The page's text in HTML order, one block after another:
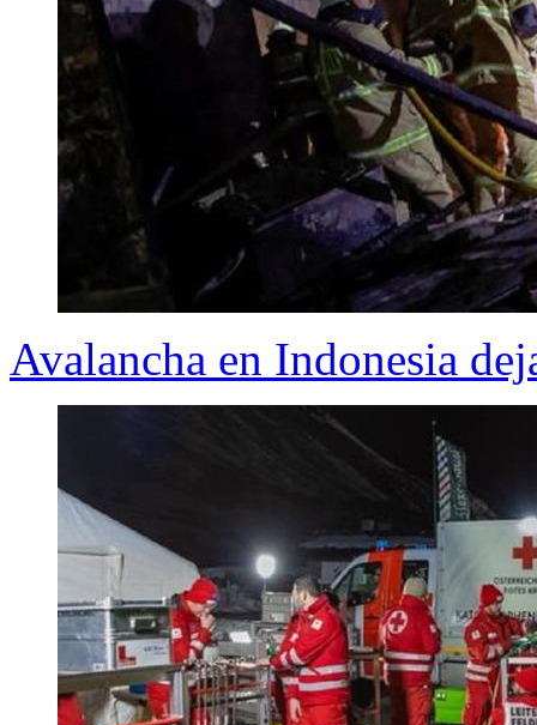
Avalancha en Indonesia